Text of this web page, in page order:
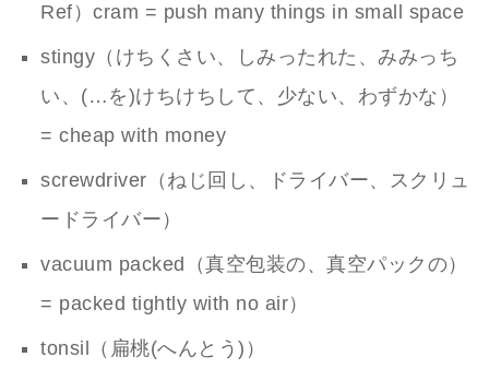
Ref）cram = push many things in small space
stingy（けちくさい、しみったれた、みみっち
い、(…を)けちけちして、少ない、わずかな）
= cheap with money
screwdriver（ねじ回し、ドライバー、スクリュ
ードライバー）
vacuum packed（真空包装の、真空パックの）
= packed tightly with no air）
tonsil（扁桃(へんとう)）